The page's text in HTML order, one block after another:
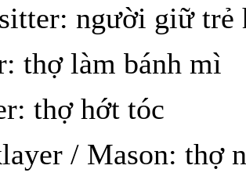
người giữ trẻ
thợ làm bánh mì
thợ hớt tóc
/ Mason: thợ